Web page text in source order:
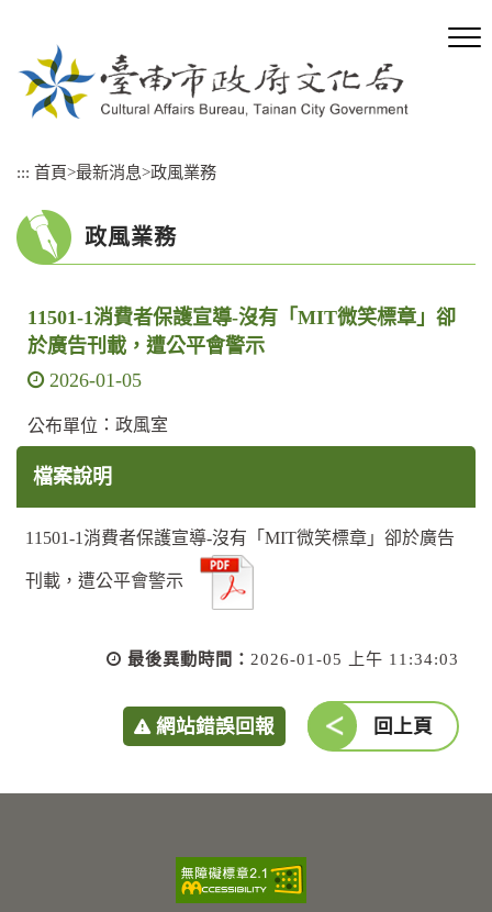
::: 首頁>最新消息>政風業務
政風業務
11501-1消費者保護宣導-沒有「MIT微笑標章」卻
於廣告刊載，遭公平會警示
2026-01-05
公布單位 ：政風室
檔案說明
11501-1消費者保護宣導-沒有「MIT微笑標章」卻於廣告
刊載，遭公平會警示
最後異動時間： 2026-01-05 上午 11:34:03
網站錯誤回報 回上頁